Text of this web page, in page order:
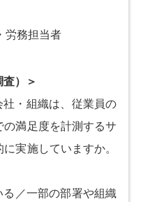
労務担当者
）＞
・組織は、従業員の
満足度を計測するサ
実施していますか。
／一部の部署や組織